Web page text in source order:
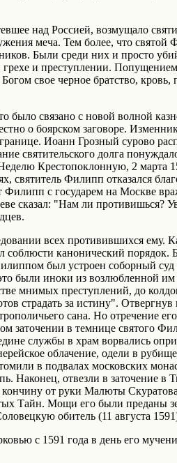
над Россией, возмущало
меча. Тем более, что
Были среди них и просто
и преступлении.
свое черное братство,
было связано с новой волной
о боярском заговоре.
Иоанн Грозный сурово
святительского долга
Крестопоклонную, 2 марта
святитель Филипп отказался
с государем на Москве
сказал: "Нам ли противишься?
всех противившихся ему.
соблюсти канонический
был устроен соборный
были иноки из возлюбленной
мнимых преступлений, до
страдать за истину".
сана. Но отречение
заточении в темнице святого
службы в храм ворвались
облачение, одели в
в подвалах московских
Наконец, отвезли в заточение в
от руки Малюты
Тайн. Мощи его были преданы
обитель (11 августа
с 1591 года в день его